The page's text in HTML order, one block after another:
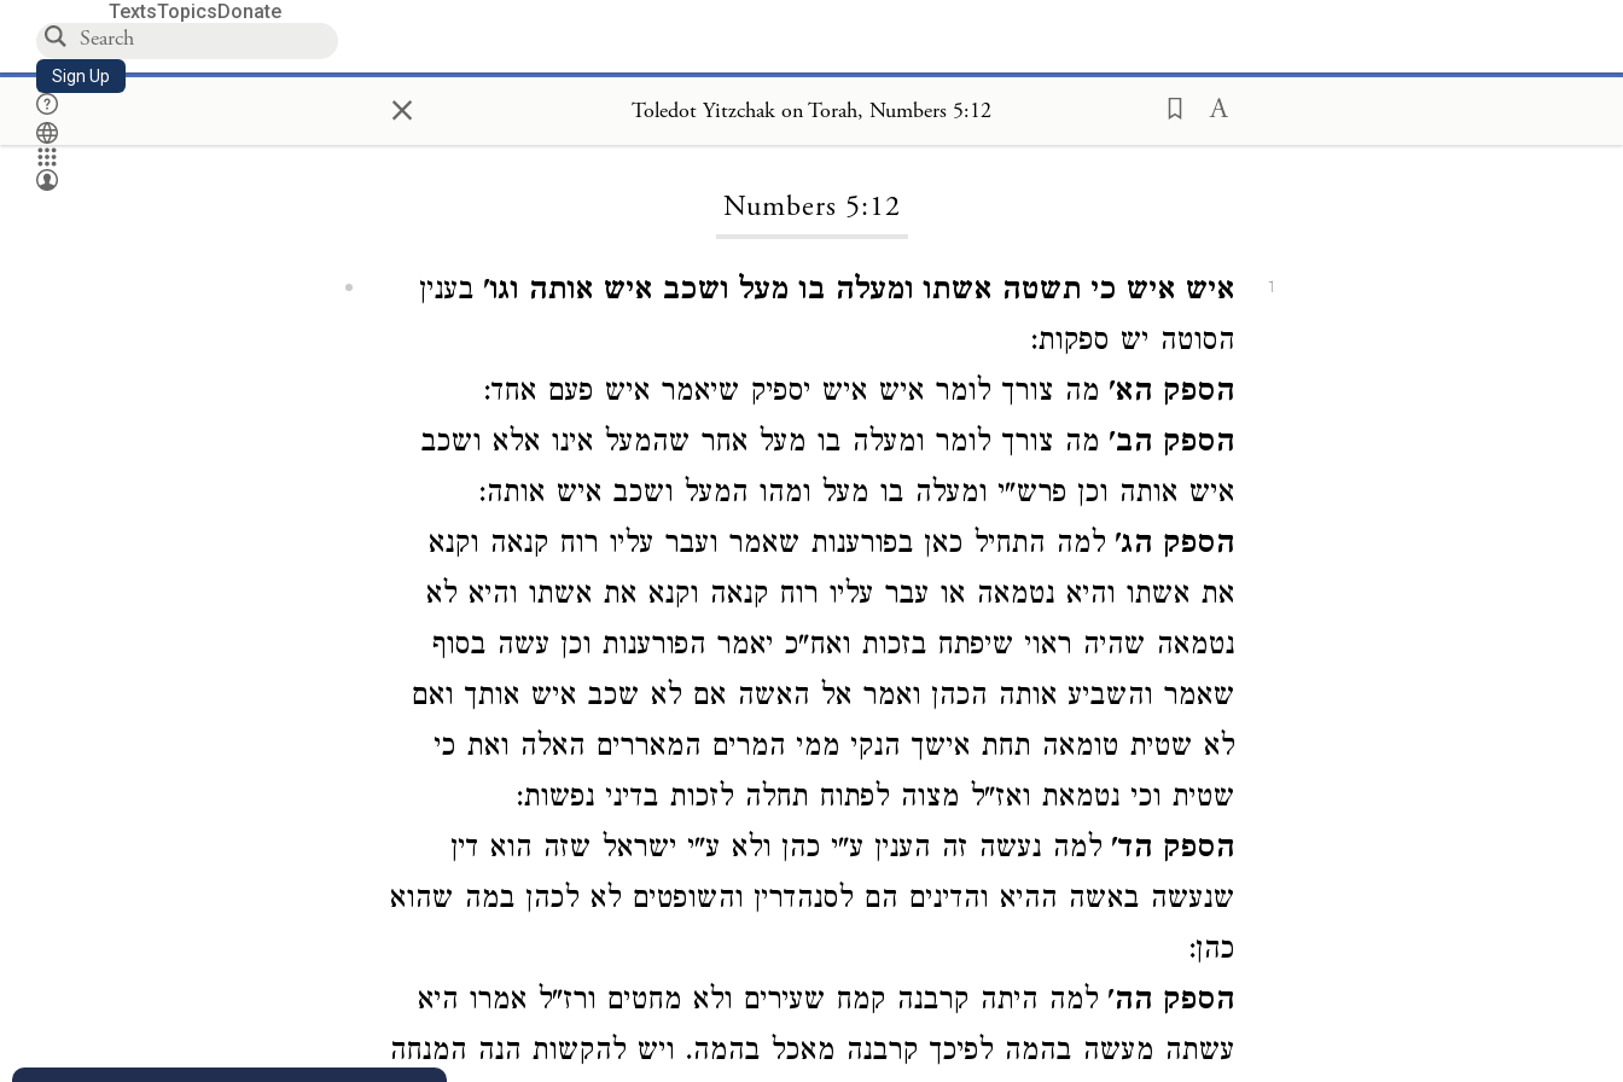
TextsTopicsDonate
Sign Up × Toledot Yitzchak on Torah, Numbers 5:12
Numbers 5:12
1 איש איש כי תשטה אשתו ומעלה בו מעל ושכב איש אותה וגו' בענין
הסוטה יש ספקות:
הספק הא' מה צורך לומר איש איש יספיק שיאמר איש פעם אחד:
הספק הב' מה צורך לומר ומעלה בו מעל אחר שהמעל אינו אלא ושכב
איש אותה וכן פרש"י ומעלה בו מעל ומהו המעל ושכב איש אותה:
הספק הג' למה התחיל כאן בפורענות שאמר ועבר עליו רוח קנאה וקנא
את אשתו והיא נטמאה או עבר עליו רוח קנאה וקנא את אשתו והיא לא
נטמאה שהיה ראוי שיפתח בזכות ואח"כ יאמר הפורענות וכן עשה בסוף
שאמר והשביע אותה הכהן ואמר אל האשה אם לא שכב איש אותך ואם
לא שטית טומאה תחת אישך הנקי ממי המרים המאררים האלה ואת כי
שטית וכי נטמאת ואז"ל מצוה לפתוח תחלה לזכות בדיני נפשות:
הספק הד' למה נעשה זה הענין ע"י כהן ולא ע"י ישראל שזה הוא דין
שנעשה באשה ההיא והדינים הם לסנהדרין והשופטים לא לכהן במה שהוא
כהן:
הספק הה' למה היתה קרבנה קמח שעירים ולא מחטים ורז"ל אמרו היא
עשתה מעשה בהמה לפיכך קרבנה מאכל בהמה. ויש להקשות הנה המנחה